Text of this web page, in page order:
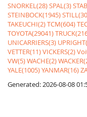
SNORKEL(28)SPAL(3)
STEINBOCK(1945)
TAKEUCHI(2)TCM(604)
TOYOTA(29041)
UNICARRIERS(3)
VETTER(11)VICKERS(2)
VW(5)WACHE(2)
YALE(1005)YANMAR(16)
Generated: 2026-08-08